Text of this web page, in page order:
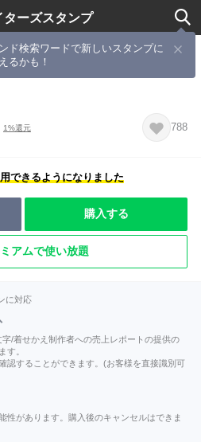
ターズスタンプ
ド検索ワードで新しいスタンプに
るかも！
よく使えるねこのすけのスタ
1%還元 788
できるようになりました
購入する
アムで使い放題
に対応
/着せかえ制作者への売上レポートの提供の
す。
認することができます。(お客様を直接識別可
性があります。購入後のキャンセルはできま